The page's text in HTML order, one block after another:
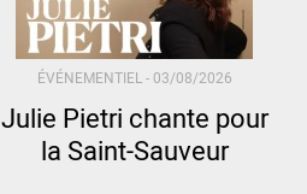
ÉVÉNEMENTIEL - 03/08/2026
Julie Pietri chante pour
la Saint-Sauveur